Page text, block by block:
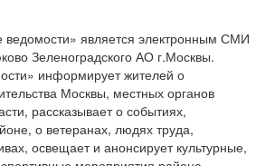
ведомости» является электронным СМИ
Зеленоградского АО г.Москвы.
информирует жителей о
Москвы, местных органов
рассказывает о событиях,
о ветеранах, людях труда,
освещает и анонсирует культурные,